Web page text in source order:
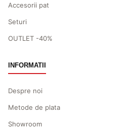
Accesorii pat
Seturi
OUTLET -40%
INFORMATII
Despre noi
Metode de plata
Showroom